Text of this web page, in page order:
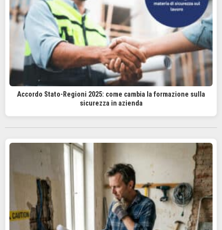
Accordo Stato-Regioni 2025: come cambia la formazione sulla
sicurezza in azienda